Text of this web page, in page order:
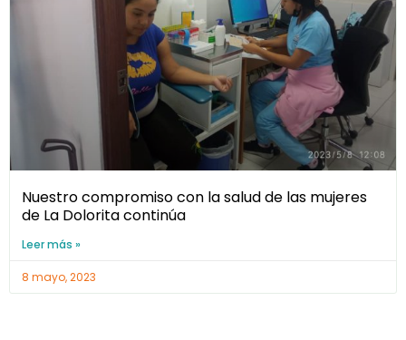
Nuestro compromiso con la salud de las mujeres
de La Dolorita continúa
Leer más »
8 mayo, 2023